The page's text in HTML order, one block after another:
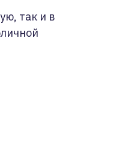
так и в